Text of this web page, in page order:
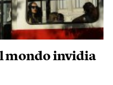
mondo invidia